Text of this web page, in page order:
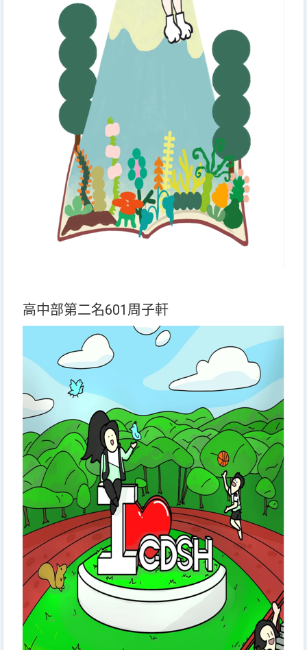
高中部第二名601周子軒